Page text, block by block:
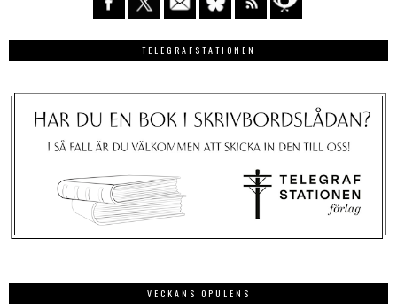
TELEGRAFSTATIONEN
VECKANS OPULENS